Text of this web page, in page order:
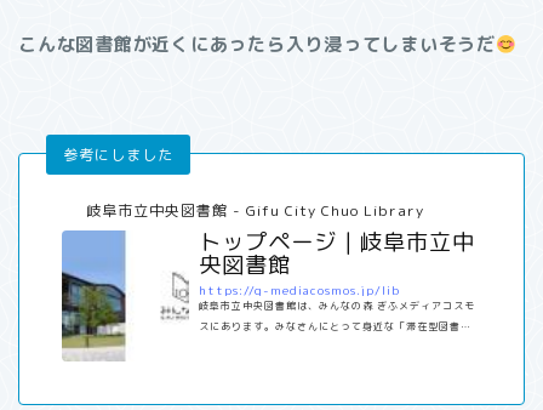
こんな図書館が近くにあったら入り浸ってしまいそうだ
岐阜市立中央図書館 - Gifu City Chuo Library
トップページ｜岐阜市立中
央図書館
https://g-mediacosmos.jp/lib
岐阜市立中央図書館は、みんなの森 ぎふメディアコスモ
スにあります。みなさんにとって身近な「滞在型図書